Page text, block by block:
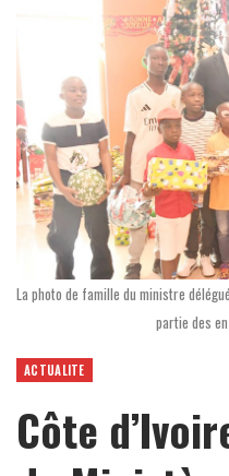
La photo de famille du ministre
partie des
ACTUALITE
Côte